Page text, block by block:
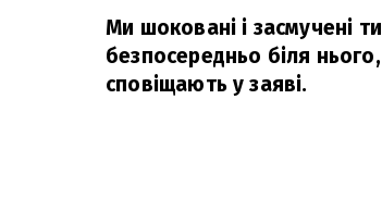
Ми шоковані і засмучені
безпосередньо біля
сповіщають у заяві.